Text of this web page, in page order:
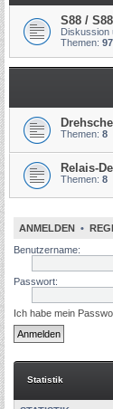
S88 /
Diskussion
Themen: 97
Themen: 8
Relais-
Themen: 8
ANMELDEN •
Benutzername:
Passwort:
Ich habe mein
Statistik